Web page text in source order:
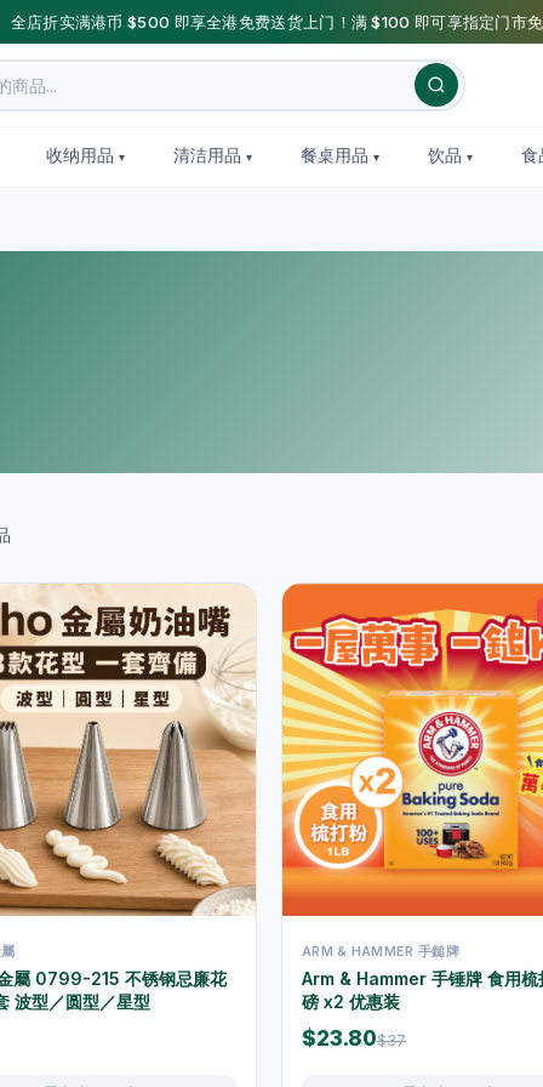
全店折实满港币 $500 即享全港免费送货上门！满 $100 即可享指定门市
收纳用品 清洁用品 餐桌用品 饮品 食
屬 0799-215 不锈钢忌廉花
波型／圆型／星型
ARM & HAMMER 手鎚牌
Arm & Hammer 手锤牌 食用梳
磅 x2 优惠装
$23.80$37